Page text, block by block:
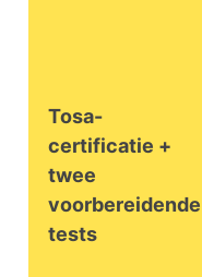
Tosa-
certificatie +
twee
voorbereidende
tests